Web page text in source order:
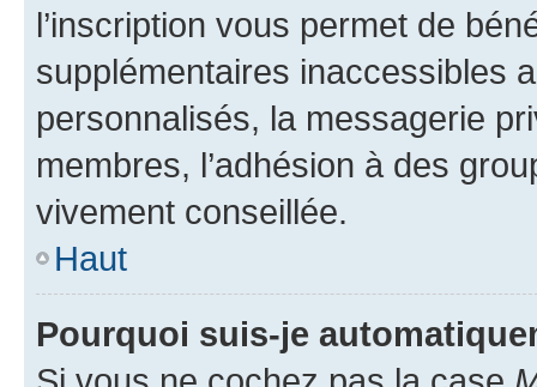
l’inscription vous permet de
supplémentaires inaccessibles
personnalisés, la messagerie
membres, l’adhésion à des
vivement conseillée.
Haut
Pourquoi suis-je